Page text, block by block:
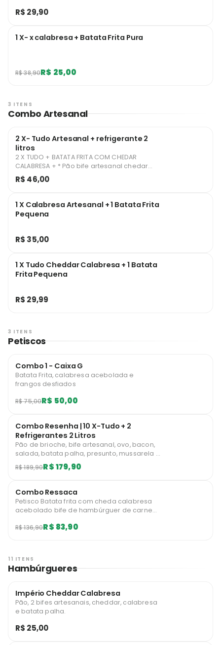
R$ 29,90
1 X- x calabresa + Batata Frita Pura
R$ 38,90R$ 25,00
3 ITENS
Combo Artesanal
2 X- Tudo Artesanal + refrigerante 2
litros
2 X TUDO + BATATA FRITA COM CHEDAR
CALABRESA + * Pão bife artesanal chedar
ovo calabresa presunto salada e batata
palha.
R$ 46,00
1 X Calabresa Artesanal + 1 Batata Frita
Pequena
R$ 35,00
1 X Tudo Cheddar Calabresa + 1 Batata
Frita Pequena
R$ 29,99
3 ITENS
Petiscos
Combo 1 - Caixa G
Batata Frita, calabresa acebolada e
frangos desfiados
R$ 75,00R$ 50,00
Combo Resenha | 10 X-Tudo + 2
Refrigerantes 2 Litros
Pão de brioche, bife artesanal, ovo, bacon,
salada, batata palha, presunto, mussarela e
R$ 189,90R$ 179,90
Combo Ressaca
Petisco Batata frita com cheda calabresa
acebolado bife de hambúrguer de carne
latão de bramha
R$ 136,90R$ 83,90
11 ITENS
Hambúrgueres
Império Cheddar Calabresa
Pão, 2 bifes artesanais, cheddar, calabresa
e batata palha.
R$ 25,00